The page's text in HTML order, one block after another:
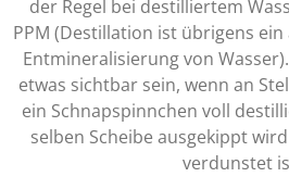
der Regel bei destilliertem
PPM (Destillation ist übrigens
Entmineralisierung von
etwas sichtbar sein, wenn an
ein Schnapspinnchen voll
selben Scheibe ausgekippt
verdunstet